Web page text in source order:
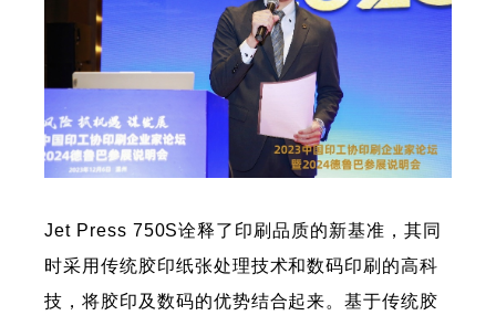
Jet Press 750S诠释了印刷品质的新基准，其同
时采用传统胶印纸张处理技术和数码印刷的高科
技，将胶印及数码的优势结合起来。基于传统胶